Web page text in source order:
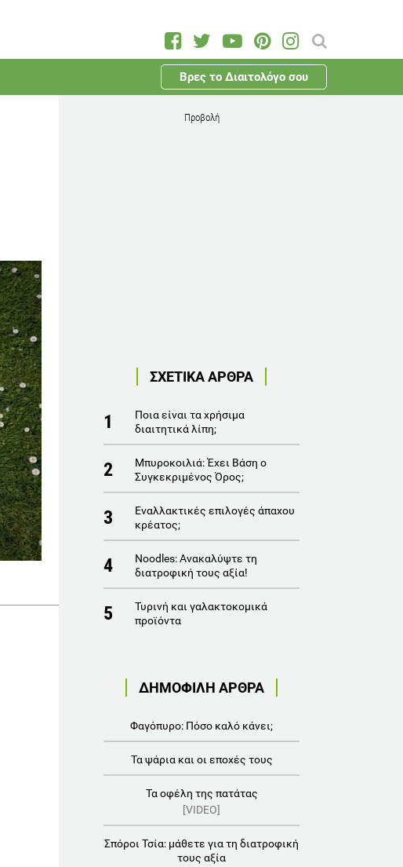
Βρες το Διαιτολόγο σου
Προβολή
ΣΧΕΤΙΚΑ ΑΡΘΡΑ
1
Ποια είναι τα χρήσιμα
διαιτητικά λίπη;
2
Μπυροκοιλιά: Έχει Βάση ο
Συγκεκριμένος Όρος;
3
Εναλλακτικές επιλογές άπαχου
κρέατος;
4
Noodles: Ανακαλύψτε τη
διατροφική τους αξία!
5
Τυρινή και γαλακτοκομικά
προϊόντα
ΔΗΜΟΦΙΛΗ ΑΡΘΡΑ
Φαγόπυρο: Πόσο καλό κάνει;
Τα ψάρια και οι εποχές τους
Τα οφέλη της πατάτας
[VIDEO]
Σπόροι Τσία: μάθετε για τη διατροφική
τους αξία